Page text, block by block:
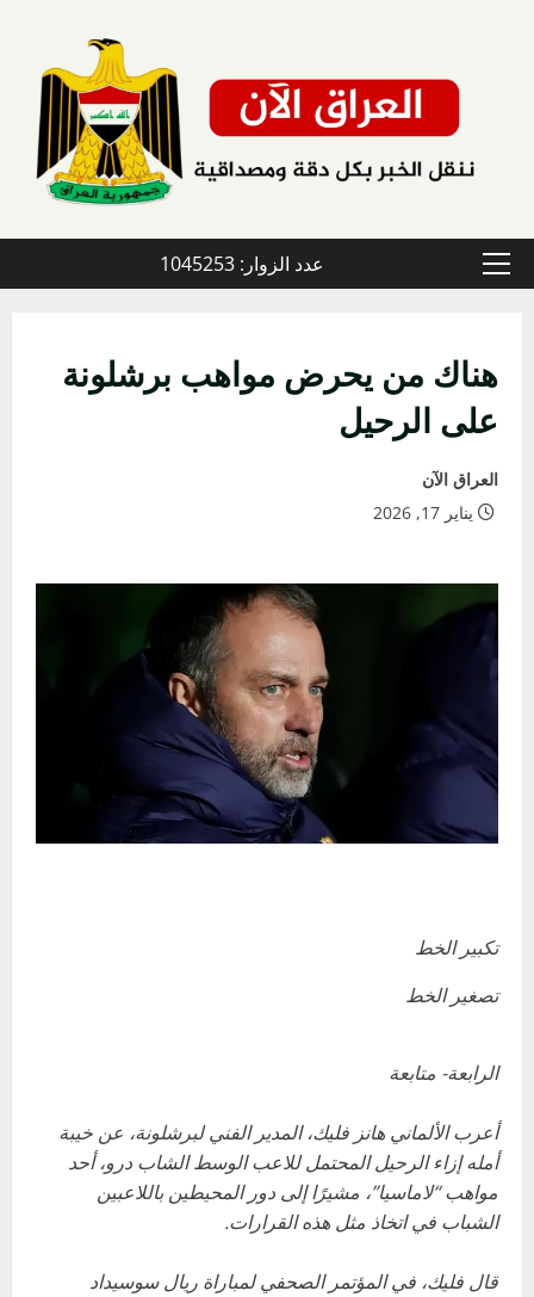
القائمة
عدد الزوار: 1045253
هناك من يحرض مواهب برشلونة
على الرحيل
العراق الآن
يناير 17, 2026
تكبير الخط
تصغير الخط
الرابعة- متابعة
أعرب الألماني هانز فليك، المدير الفني لبرشلونة، عن خيبة
أمله إزاء الرحيل المحتمل للاعب الوسط الشاب درو، أحد
مواهب “لاماسيا”، مشيرًا إلى دور المحيطين باللاعبين
الشباب في اتخاذ مثل هذه القرارات.
قال فليك، في المؤتمر الصحفي لمباراة ريال سوسيداد